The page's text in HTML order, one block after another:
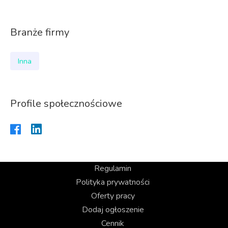
Branże firmy
Inna
Profile społecznościowe
Regulamin
Polityka prywatności
Oferty pracy
Dodaj ogłoszenie
Cennik